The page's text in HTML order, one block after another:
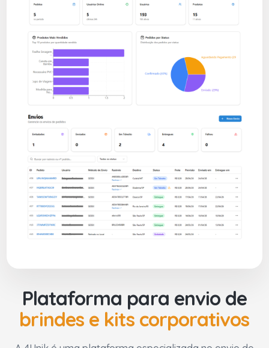
Plataforma para envio de
brindes e kits corporativos